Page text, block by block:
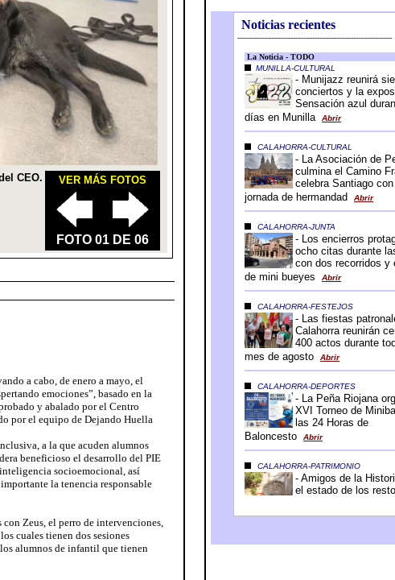
a cabo, de enero a mayo, el
emociones”, basado en la
y abalado por el Centro
por el equipo de Dejando Huella
a la que acuden alumnos
beneficioso el desarrollo del PIE
socioemocional, así
la tenencia responsable
con Zeus, el perro de intervenciones,
cuales tienen dos sesiones
alumnos de infantil que tienen
Noticias recientes
-----------------------------------------------------------------